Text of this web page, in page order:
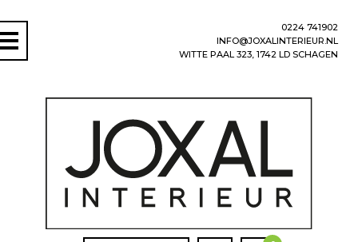
0224 741902
INFO@JOXALINTERIEUR.NL
WITTE PAAL 323, 1742 LD SCHAGEN